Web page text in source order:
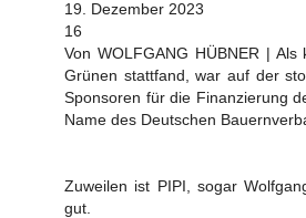
19. Dezember 2023
16
Von WOLFGANG HÜBNER |
Grünen stattfand, war auf der
Sponsoren für die Finanzierung
Name des Deutschen
Zuweilen ist PIPI, sogar
gut.